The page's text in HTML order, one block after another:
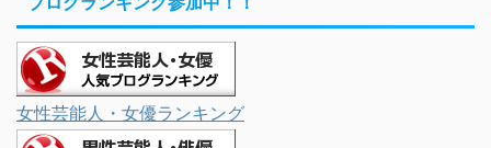
女性芸能人・女優ランキング